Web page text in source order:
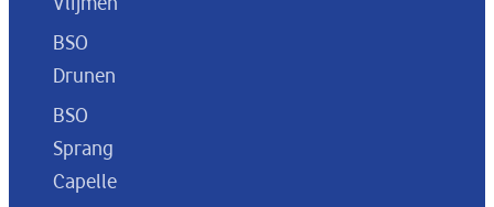
BSO
Drunen
BSO
Sprang
Capelle